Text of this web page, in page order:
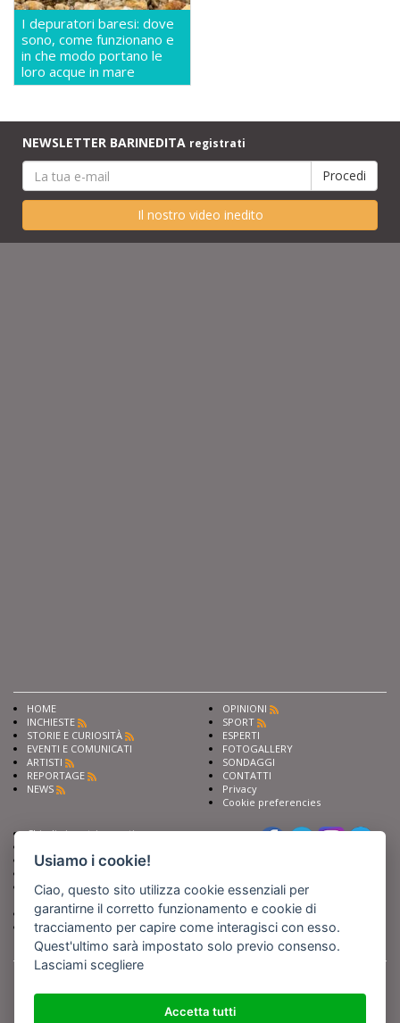
I depuratori baresi: dove
sono, come funzionano e
in che modo portano le
loro acque in mare
NEWSLETTER BARINEDITA registrati
Il nostro video inedito
HOME
INCHIESTE
STORIE E CURIOSITÀ
EVENTI E COMUNICATI
ARTISTI
REPORTAGE
NEWS
OPINIONI
SPORT
ESPERTI
FOTOGALLERY
SONDAGGI
CONTATTI
Privacy
Cookie preferencies
Chiedi ai nostri esperti
Fai pubblicità con noi
Iscriviti al nostro corso di
giornalismo
Compra i nostri libri
Entra in Barinedita Map
Copyright BARIREPORT s.a.s. All rights reserved - Tutte le fotografie recanti il
logo di Barinedita sono state commissionate da BARIREPORT s.a.s. che ne
detiene i Diritti d'Autore e sono state prodotte nell'anno 2012 e seguenti
Usiamo i cookie!
Ciao, questo sito utilizza cookie essenziali per
garantirne il corretto funzionamento e cookie di
tracciamento per capire come interagisci con esso.
Quest'ultimo sarà impostato solo previo consenso.
Lasciami scegliere
Accetta tutti